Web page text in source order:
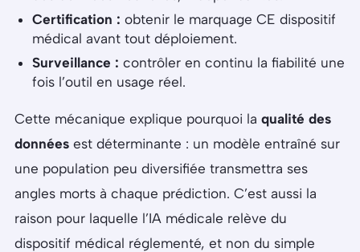
Certification : obtenir le marquage CE dispositif
médical avant tout déploiement.
Surveillance : contrôler en continu la fiabilité une
fois l’outil en usage réel.
Cette mécanique explique pourquoi la qualité des
données est déterminante : un modèle entraîné sur
une population peu diversifiée transmettra ses
angles morts à chaque prédiction. C’est aussi la
raison pour laquelle l’IA médicale relève du
dispositif médical réglementé, et non du simple